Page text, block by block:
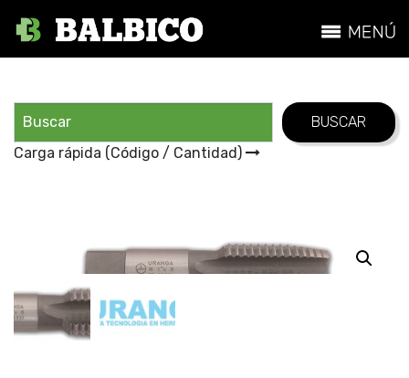
Carga rápida (Código / Cantidad)